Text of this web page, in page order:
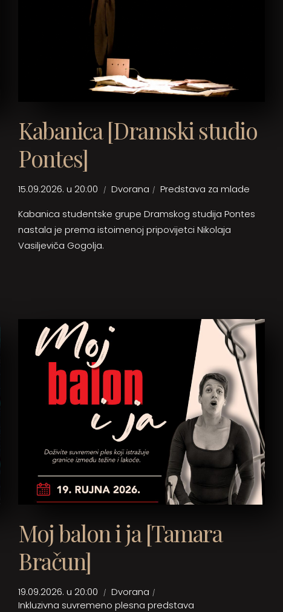
Kabanica [Dramski studio
Pontes]
15.09.2026. u 20:00 Dvorana
Predstava za mlade
Kabanica studentske grupe Dramskog studija Pontes
nastala je prema istoimenoj pripovijetci Nikolaja
Vasiljeviča Gogolja.
Moj balon i ja [Tamara
Bračun]
19.09.2026. u 20:00
Dvorana
Inkluzivna suvremeno plesna predstava